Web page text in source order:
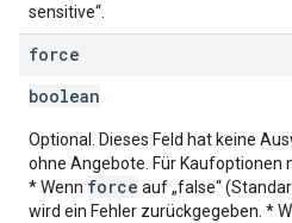
sensitive“.
force
boolean
Optional. Dieses Feld hat keine
ohne Angebote. Für Kaufoptionen
* Wenn force auf „false“
wird ein Fehler zurückgegeben. *